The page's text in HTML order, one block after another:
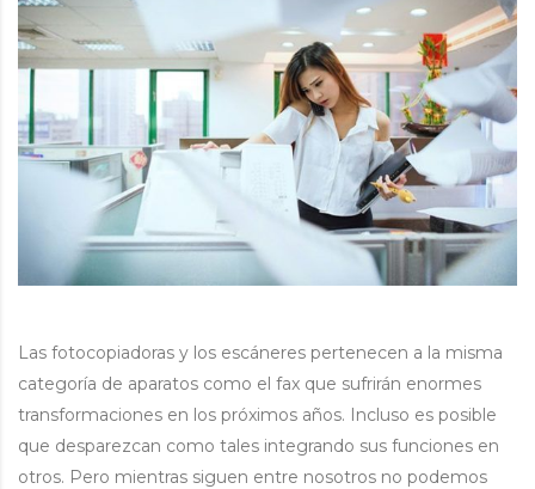
Las fotocopiadoras y los escáneres pertenecen a la misma
categoría de aparatos como el fax que sufrirán enormes
transformaciones en los próximos años. Incluso es posible
que desparezcan como tales integrando sus funciones en
otros. Pero mientras siguen entre nosotros no podemos